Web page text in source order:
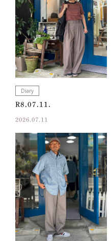
Diary
R8.07.11.
2026.07.11